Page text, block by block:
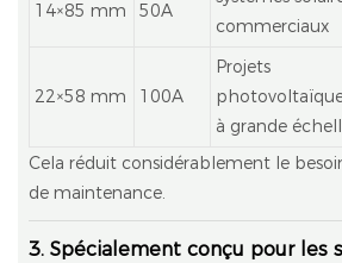
14×85 mm 50A
commerciaux
22×58 mm 100A
Projets
à grande
Cela réduit considérablement le
de maintenance.
3. Spécialement conçu pour les